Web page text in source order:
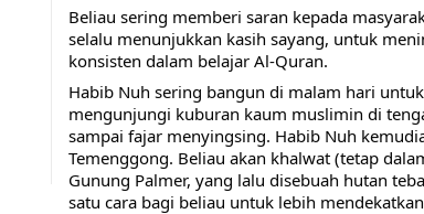
Beliau sering memberi saran kepada
selalu menunjukkan kasih sayang, untuk
konsisten dalam belajar Al-Quran.
Habib Nuh sering bangun di malam hari
mengunjungi kuburan kaum muslimin di
sampai fajar menyingsing. Habib Nuh
Temenggong. Beliau akan khalwat (tetap
Gunung Palmer, yang lalu disebuah hutan
satu cara bagi beliau untuk lebih